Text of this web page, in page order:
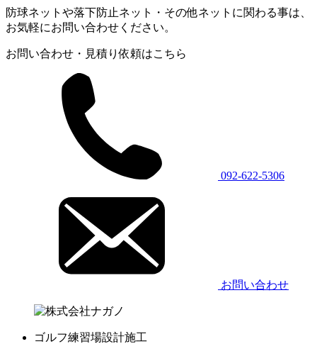
防球ネットや落下防止ネット・その他ネットに関わる事は、
お気軽にお問い合わせください。
お問い合わせ・見積り依頼はこちら
092-622-5306
お問い合わせ
ゴルフ練習場設計施工